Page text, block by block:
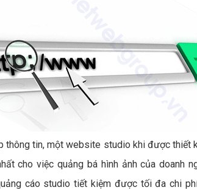
thông tin, một website studio khi được thiết
cho việc quảng bá hình ảnh của doanh
cáo studio tiết kiệm được tối đa chi